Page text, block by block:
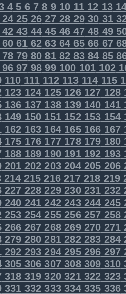
45678910111213
25262728293031
43444546474849
61626364656667
79808182838485
979899100101102
110111112113114115
123124125126127128
136137138139140141
149150151152153154
162163164165166167
175176177178179180
188189190191192193
201202203204205206
214215216217218219
227228229230231232
240241242243244245
253254255256257258
266267268269270271
279280281282283284
292293294295296297
305306307308309310
318319320321322323
331332333334335336